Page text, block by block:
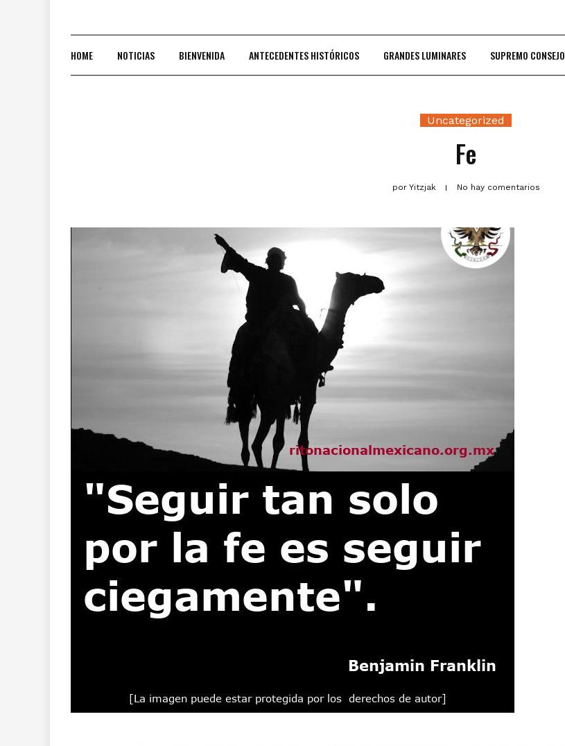
HOME NOTICIAS BIENVENIDA ANTECEDENTES HISTÓRICOS GRANDES LUMINARES SUPREMO CONSEJO
Uncategorized
Fe
porYitzjak No hay comentarios